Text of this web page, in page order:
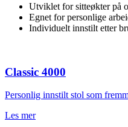
Utviklet for sitteøkter på
Egnet for personlige
Individuelt innstilt etter
Classic 4000
Personlig innstilt stol som
Les mer